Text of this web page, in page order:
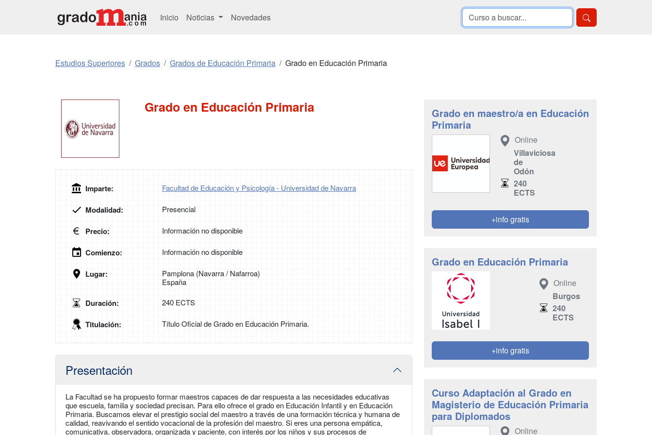
Inicio Noticias Novedades
Estudios Superiores Grados Grados de Educación Primaria Grado en Educación Primaria
Grado en Educación Primaria
Imparte: Facultad de Educación y Psicología - Universidad de Navarra
Modalidad: Presencial
Precio: Información no disponible
Comienzo: Información no disponible
Lugar:
Pamplona (Navarra / Nafarroa)
España
Duración: 240 ECTS
Titulación: Título Oficial de Grado en Educación Primaria.
Presentación
La Facultad se ha propuesto formar maestros capaces de dar respuesta a las necesidades educativas
que escuela, familia y sociedad precisan. Para ello ofrece el grado en Educación Infantil y en Educación
Primaria. Buscamos elevar el prestigio social del maestro a través de una formación técnica y humana de
calidad, reavivando el sentido vocacional de la profesión del maestro. Si eres una persona empática,
comunicativa, observadora, organizada y paciente, con interés por los niños y sus procesos de
Grado en maestro/a en Educación
Primaria
Online
Villaviciosa
de
Odón
240
ECTS
+info gratis
Grado en Educación Primaria
Online
Burgos
240
ECTS
+info gratis
Curso Adaptación al Grado en
Magisterio de Educación Primaria
para Diplomados
Online